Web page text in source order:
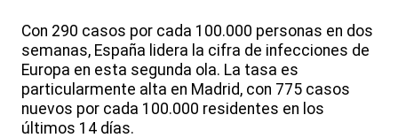
Con 290 casos por cada 100.000 personas en dos
semanas, España lidera la cifra de infecciones de
Europa en esta segunda ola. La tasa es
particularmente alta en Madrid, con 775 casos
nuevos por cada 100.000 residentes en los
últimos 14 días.